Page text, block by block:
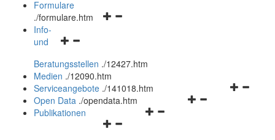
Navigationsmenü
Formulare
./formulare.htm
Navigationsmenü
und
schließen
Info-
und
Beratungsstellen ./12427.htm
Medien ./12090.htm
Navigationsmenü
Serviceangebote ./141018.htm
Navigationsmenü
Open Data ./opendata.htm
Navigationsmenü
Publikationen